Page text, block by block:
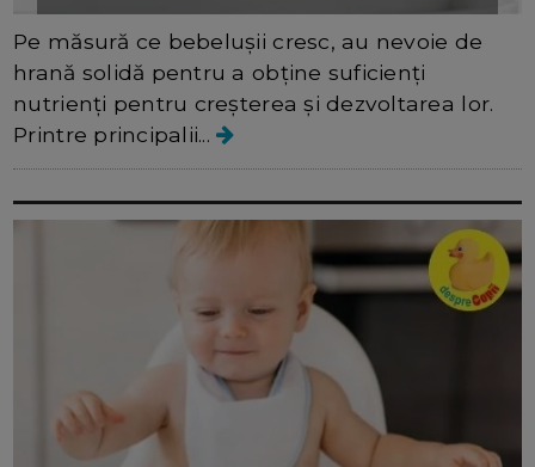
Pe măsură ce bebelușii cresc, au nevoie de
hrană solidă pentru a obține suficienți
nutrienți pentru creșterea și dezvoltarea lor.
Printre principalii...